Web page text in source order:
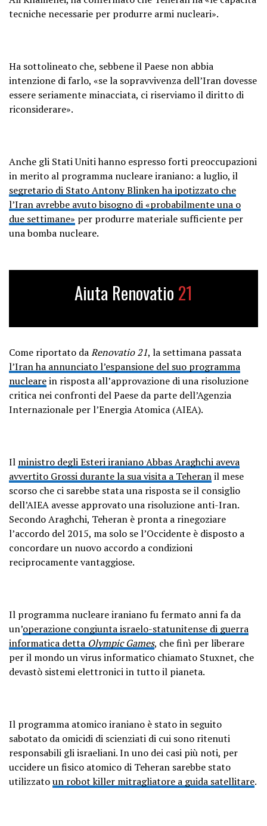
tecniche necessarie per produrre armi nucleari».
Ha sottolineato che, sebbene il Paese non abbia
intenzione di farlo, «se la sopravvivenza dell’Iran dovesse
essere seriamente minacciata, ci riserviamo il diritto di
riconsiderare».
Anche gli Stati Uniti hanno espresso forti preoccupazioni
in merito al programma nucleare iraniano: a luglio, il
segretario di Stato Antony Blinken ha ipotizzato che
l’Iran avrebbe avuto bisogno di «probabilmente una o
due settimane» per produrre materiale sufficiente per
una bomba nucleare.
Aiuta Renovatio 21
Come riportato daRenovatio 21, la settimana passata
l’Iran ha annunciato l’espansione del suo programma
nuclearein risposta all’approvazione di una risoluzione
critica nei confronti del Paese da parte dell’Agenzia
Internazionale per l’Energia Atomica (AIEA).
Il ministro degli Esteri iraniano Abbas Araghchi aveva
avvertito Grossi durante la sua visita a Teheranil mese
scorso che ci sarebbe stata una risposta se il consiglio
dell’AIEA avesse approvato una risoluzione anti-Iran.
Secondo Araghchi, Teheran è pronta a rinegoziare
l’accordo del 2015, ma solo se l’Occidente è disposto a
concordare un nuovo accordo a condizioni
reciprocamente vantaggiose.
Il programma nucleare iraniano fu fermato anni fa da
un’operazione congiunta israelo-statunitense di guerra
informatica detta Olympic Games, che finì per liberare
per il mondo un virus informatico chiamato Stuxnet, che
devastò sistemi elettronici in tutto il pianeta.
Il programma atomico iraniano è stato in seguito
sabotato da omicidi di scienziati di cui sono ritenuti
responsabili gli israeliani. In uno dei casi più noti, per
uccidere un fisico atomico di Teheran sarebbe stato
utilizzatoun robot killer mitragliatore a guida satellitare.